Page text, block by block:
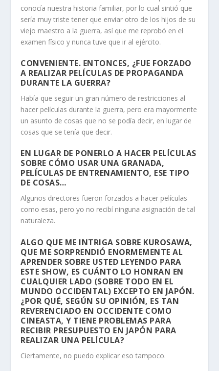
conocía nuestra historia familiar, por lo cual sintió que
sería muy triste tener que enviar otro de los hijos de su
viejo maestro a la guerra, así que me reprobó en el
examen físico y nunca tuve que ir al ejército.
CONVENIENTE. ENTONCES, ¿FUE FORZADO
A REALIZAR PELÍCULAS DE PROPAGANDA
DURANTE LA GUERRA?
Había que seguir un gran número de restricciones al
hacer películas durante la guerra, pero era mayormente
un asunto de cosas que no se podía decir, en lugar de
cosas que se tenía que decir.
EN LUGAR DE PONERLO A HACER PELÍCULAS
SOBRE CÓMO USAR UNA GRANADA,
PELÍCULAS DE ENTRENAMIENTO, ESE TIPO
DE COSAS…
Algunos directores fueron forzados a hacer películas
como esas, pero yo no recibí ninguna asignación de tal
naturaleza.
ALGO QUE ME INTRIGA SOBRE KUROSAWA,
QUE ME SORPRENDIÓ ENORMEMENTE AL
APRENDER SOBRE USTED LEYENDO PARA
ESTE SHOW, ES CUÁNTO LO HONRAN EN
CUALQUIER LADO (SOBRE TODO EN EL
MUNDO OCCIDENTAL) EXCEPTO EN JAPÓN.
¿POR QUÉ, SEGÚN SU OPINIÓN, ES TAN
REVERENCIADO EN OCCIDENTE COMO
CINEASTA, Y TIENE PROBLEMAS PARA
RECIBIR PRESUPUESTO EN JAPÓN PARA
REALIZAR UNA PELÍCULA?
Ciertamente, no puedo explicar eso tampoco.